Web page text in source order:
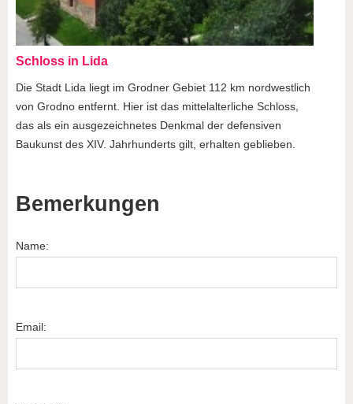
Schloss in Lida
Die Stadt Lida liegt im Grodner Gebiet 112 km nordwestlich
von Grodno entfernt. Hier ist das mittelalterliche Schloss,
das als ein ausgezeichnetes Denkmal der defensiven
Baukunst des XIV. Jahrhunderts gilt, erhalten geblieben.
Bemerkungen
Name:
Email: